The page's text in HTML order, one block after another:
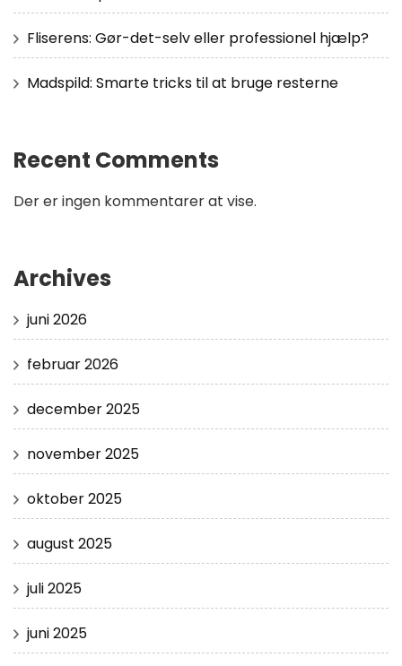
Fliserens: Gør-det-selv eller professionel hjælp?
Madspild: Smarte tricks til at bruge resterne
Recent Comments
Der er ingen kommentarer at vise.
Archives
juni 2026
februar 2026
december 2025
november 2025
oktober 2025
august 2025
juli 2025
juni 2025